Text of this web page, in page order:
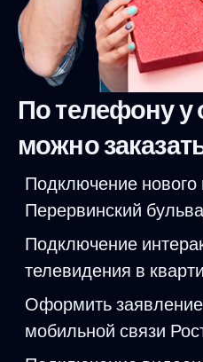
По телефону у
можно
Подключение нового
Перервинский
Подключение
телевидения в
Оформить
мобильной связи